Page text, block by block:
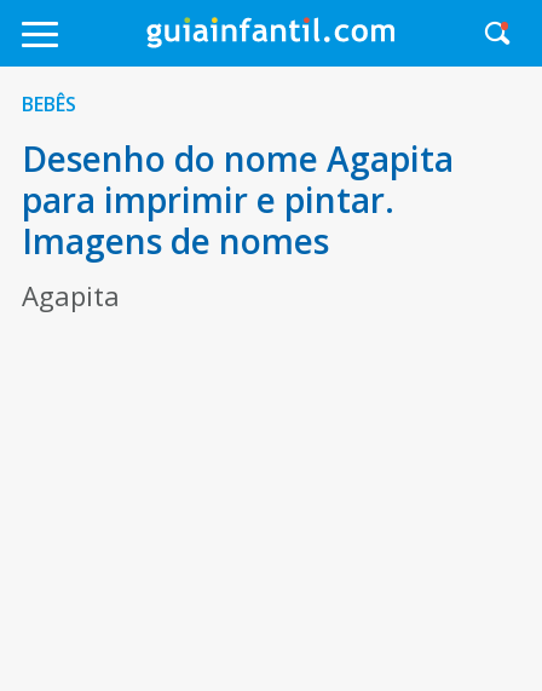
BEBÊS
Desenho do nome Agapita
para imprimir e pintar.
Imagens de nomes
Agapita